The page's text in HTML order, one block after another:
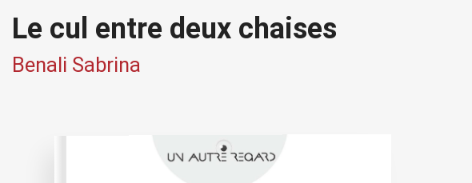
Le cul entre deux chaises
Benali Sabrina